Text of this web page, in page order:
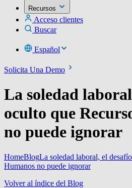
Recursos
Acceso clientes
Buscar
Español
Solicita Una Demo
La soledad
oculto que
no puede ignorar
HomeBlogLa soledad laboral, el
Humanos no puede ignorar
Volver al índice del Blog